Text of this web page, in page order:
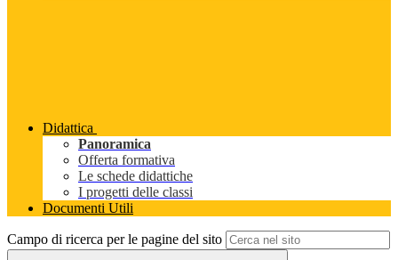
Didattica
Panoramica
Offerta formativa
Le schede didattiche
I progetti delle classi
Documenti Utili
Campo di ricerca per le pagine del sito